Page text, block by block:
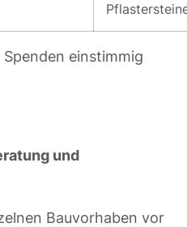
einstimmig
und
Bauvorhaben vor